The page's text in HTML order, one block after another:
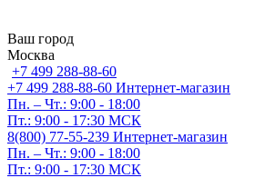
Ваш город
Москва
+7 499 288-88-60
+7 499 288-88-60 Интернет-магазин
Пн. – Чт.: 9:00 - 18:00
Пт.: 9:00 - 17:30 МСК
8(800) 77-55-239 Интернет-магазин
Пн. – Чт.: 9:00 - 18:00
Пт.: 9:00 - 17:30 МСК